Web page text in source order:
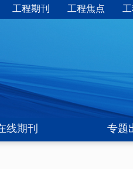
工程期刊 工程焦点
线期刊 专题